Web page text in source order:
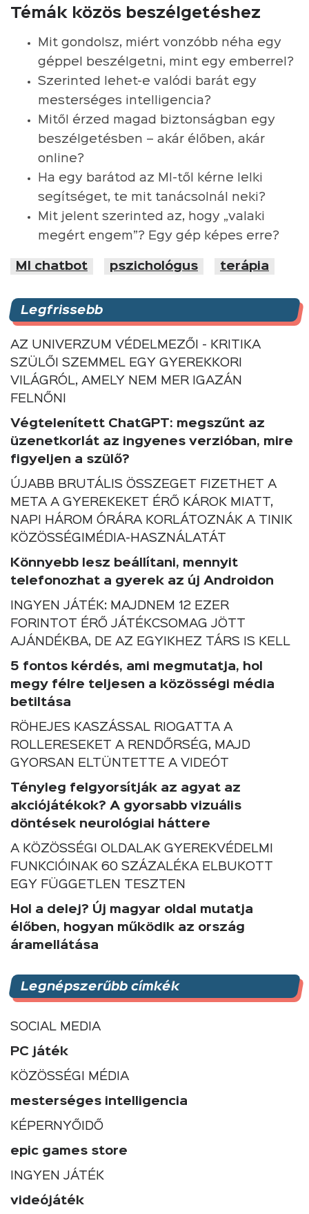
Témák közös beszélgetéshez
Mit gondolsz, miért vonzóbb néha egy
géppel beszélgetni, mint egy emberrel?
Szerinted lehet-e valódi barát egy
mesterséges intelligencia?
Mitől érzed magad biztonságban egy
beszélgetésben – akár élőben, akár
online?
Ha egy barátod az MI-től kérne lelki
segítséget, te mit tanácsolnál neki?
Mit jelent szerinted az, hogy „valaki
megért engem”? Egy gép képes erre?
MI chatbot pszichológus terápia
Legfrissebb
AZ UNIVERZUM VÉDELMEZŐI - KRITIKA
SZÜLŐI SZEMMEL EGY GYEREKKORI
VILÁGRÓL, AMELY NEM MER IGAZÁN
FELNŐNI
Végtelenített ChatGPT: megszűnt az
üzenetkorlát az ingyenes verzióban, mire
figyeljen a szülő?
ÚJABB BRUTÁLIS ÖSSZEGET FIZETHET A
META A GYEREKEKET ÉRŐ KÁROK MIATT,
NAPI HÁROM ÓRÁRA KORLÁTOZNÁK A TINIK
KÖZÖSSÉGIMÉDIA-HASZNÁLATÁT
Könnyebb lesz beállítani, mennyit
telefonozhat a gyerek az új Androidon
INGYEN JÁTÉK: MAJDNEM 12 EZER
FORINTOT ÉRŐ JÁTÉKCSOMAG JÖTT
AJÁNDÉKBA, DE AZ EGYIKHEZ TÁRS IS KELL
5 fontos kérdés, ami megmutatja, hol
megy félre teljesen a közösségi média
betiltása
RÖHEJES KASZÁSSAL RIOGATTA A
ROLLERESEKET A RENDŐRSÉG, MAJD
GYORSAN ELTÜNTETTE A VIDEÓT
Tényleg felgyorsítják az agyat az
akciójátékok? A gyorsabb vizuális
döntések neurológiai háttere
A KÖZÖSSÉGI OLDALAK GYEREKVÉDELMI
FUNKCIÓINAK 60 SZÁZALÉKA ELBUKOTT
EGY FÜGGETLEN TESZTEN
Hol a delej? Új magyar oldal mutatja
élőben, hogyan működik az ország
áramellátása
Legnépszerűbb címkék
SOCIAL MEDIA
PC játék
KÖZÖSSÉGI MÉDIA
mesterséges intelligencia
KÉPERNYŐIDŐ
epic games store
INGYEN JÁTÉK
videójáték